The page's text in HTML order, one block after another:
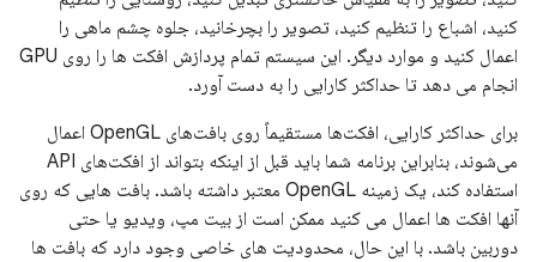
کنید، اشباع را تنظیم کنید، تصویر را بچرخانید، جلوه چشم ماهی را
اعمال کنید و موارد دیگر. این سیستم تمام پردازش افکت ها را روی GPU
انجام می دهد تا حداکثر کارایی را به دست آورد.
برای حداکثر کارایی، افکت‌ها مستقیماً روی بافت‌های OpenGL اعمال
می‌شوند، بنابراین برنامه شما باید قبل از اینکه بتواند از افکت‌های API
استفاده کند، یک زمینه OpenGL معتبر داشته باشد. بافت هایی که روی
آنها افکت ها اعمال می کنید ممکن است از بیت مپ، ویدیو یا حتی
دوربین باشد. با این حال، محدودیت های خاصی وجود دارد که بافت ها